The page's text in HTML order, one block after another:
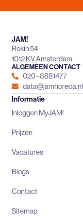
JAM!
Rokin 54
1012 KV Amsterdam
ALGEMEEN CONTACT
020 - 8881477
data@jamhoreca.nl
Informatie
Inloggen MyJAM!
Prijzen
Vacatures
Blogs
Contact
Sitemap